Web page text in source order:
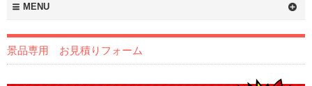
MENU
景品専用 お見積りフォーム